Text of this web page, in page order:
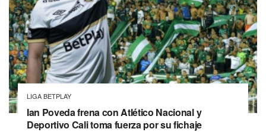
LIGA BETPLAY
Ian Poveda frena con Atlético Nacional y
Deportivo Cali toma fuerza por su fichaje